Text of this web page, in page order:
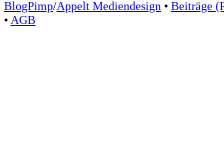
BlogPimp/Appelt Mediendesign • Beiträge
• AGB